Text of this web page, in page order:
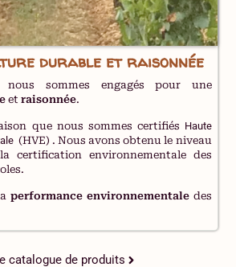
durable et raisonnée
nous sommes engagés pour une
etraisonnée.
que nous sommes certifiés Haute
(HVE) . Nous avons obtenu le niveau
certification environnementale des
performance environnementaledes
catalogue de produits